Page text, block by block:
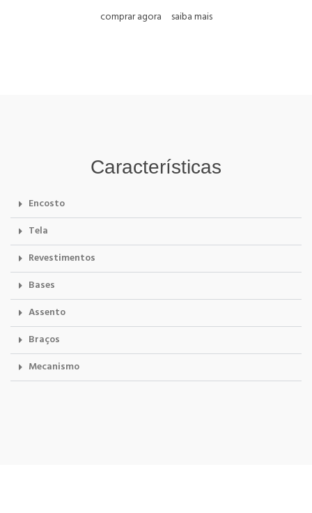
comprar agora
saiba mais
Características
Encosto
Tela
Revestimentos
Bases
Assento
Braços
Mecanismo